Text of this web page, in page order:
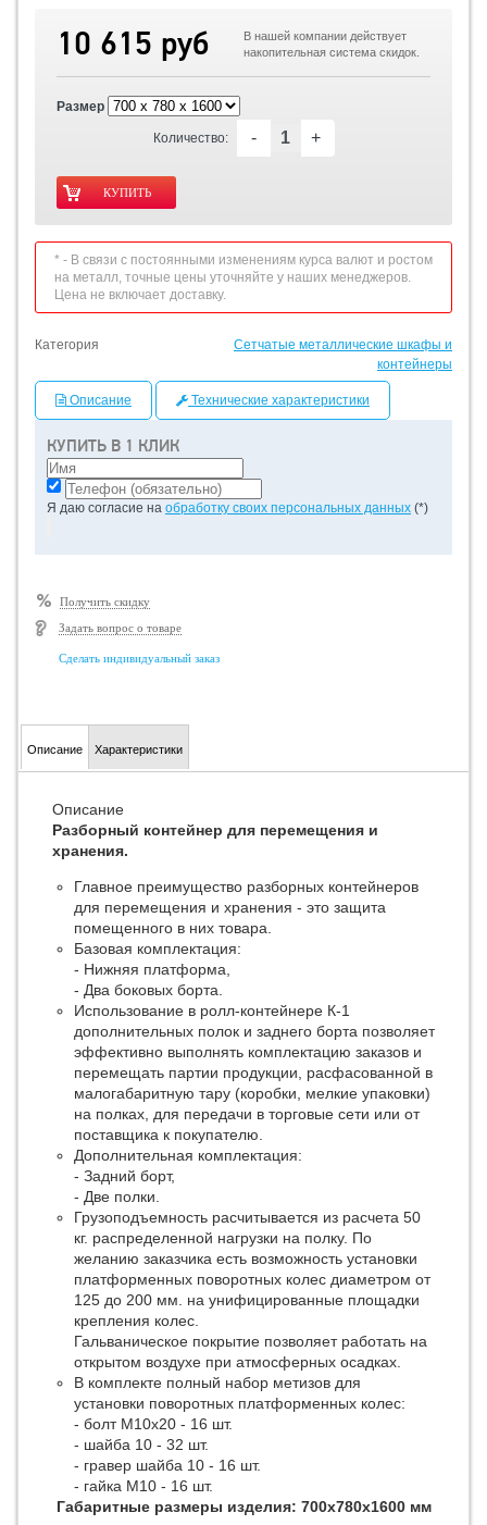
КУПИТЬ В 1 КЛИК
Я даю согласие на обработку своих персональных данных (*)
Получить скидку
Задать вопрос о товаре
Сделать индивидуальный заказ
10 615 руб
В нашей компании действует
накопительная система скидок.
Размер
Количество: - +
* - В связи с постоянными изменениям курса валют и ростом
на металл, точные цены уточняйте у наших менеджеров.
Цена не включает доставку.
Категория
Сетчатые металлические шкафы и
контейнеры
Описание Технические характеристики
Описание Характеристики
Описание
Разборный контейнер для перемещения и
хранения.
Главное преимущество разборных контейнеров
для перемещения и хранения - это защита
помещенного в них товара.
Базовая комплектация:
- Нижняя платформа,
- Два боковых борта.
Использование в ролл-контейнере К-1
дополнительных полок и заднего борта позволяет
эффективно выполнять комплектацию заказов и
перемещать партии продукции, расфасованной в
малогабаритную тару (коробки, мелкие упаковки)
на полках, для передачи в торговые сети или от
поставщика к покупателю.
Дополнительная комплектация:
- Задний борт,
- Две полки.
Грузоподъемность расчитывается из расчета 50
кг. распределенной нагрузки на полку. По
желанию заказчика есть возможность установки
платформенных поворотных колес диаметром от
125 до 200 мм. на унифицированные площадки
крепления колес.
Гальваническое покрытие позволяет работать на
открытом воздухе при атмосферных осадках.
В комплекте полный набор метизов для
установки поворотных платформенных колес:
- болт М10х20 - 16 шт.
- шайба 10 - 32 шт.
- гравер шайба 10 - 16 шт.
- гайка М10 - 16 шт.
Габаритные размеры изделия: 700х780х1600 мм